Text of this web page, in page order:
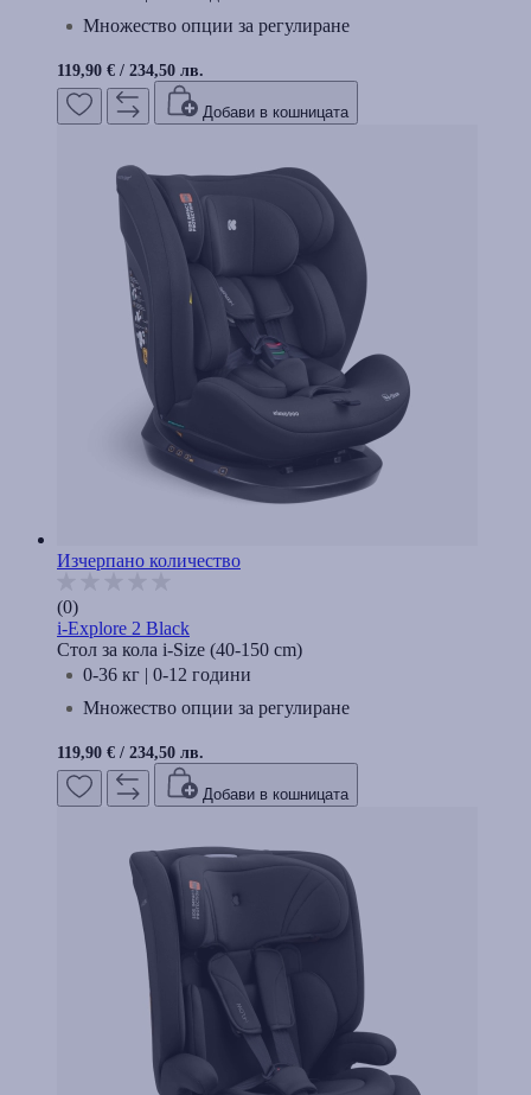
Множество опции за регулиране
119,90 € / 234,50 лв.
Добави в кошницата
Изчерпано количество
(0)
i-Explore 2 Black
Стол за кола i-Size (40-150 cm)
0-36 кг | 0-12 години
Множество опции за регулиране
119,90 € / 234,50 лв.
Добави в кошницата